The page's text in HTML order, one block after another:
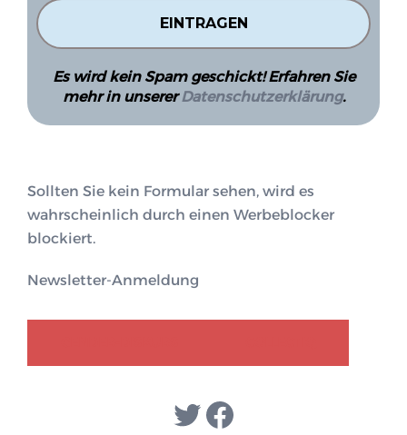
Es wird kein Spam geschickt! Erfahren Sie
mehr in unsererDatenschutzerklärung.
Sollten Sie kein Formular sehen, wird es
wahrscheinlich durch einen Werbeblocker
blockiert.
Newsletter-Anmeldung
Twitter
Facebook